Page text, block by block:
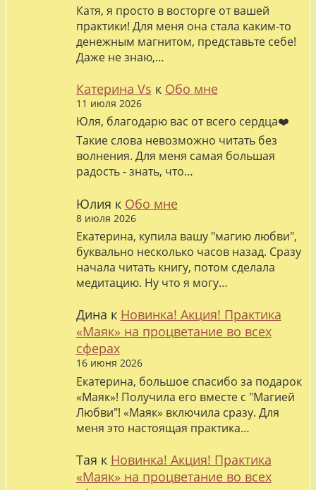
Катя, я просто в восторге от вашей
практики! Для меня она стала каким-то
денежным магнитом, представьте себе!
Даже не знаю,…
Катерина Vs к Обо мне
11 июля 2026
Юля, благодарю вас от всего сердца❤️
Такие слова невозможно читать без
волнения. Для меня самая большая
радость - знать, что…
Юлия к Обо мне
8 июля 2026
Екатерина, купила вашу "магию любви",
буквально несколько часов назад. Сразу
начала читать книгу, потом сделала
медитацию. Ну что я могу…
Дина к Новинка! Акция! Практика
«Маяк» на процветание во всех
сферах
16 июня 2026
Екатерина, большое спасибо за подарок
«Маяк»! Получила его вместе с "Магией
Любви"! «Маяк» включила сразу. Для
меня это настоящая практика…
Тая к Новинка! Акция! Практика
«Маяк» на процветание во всех